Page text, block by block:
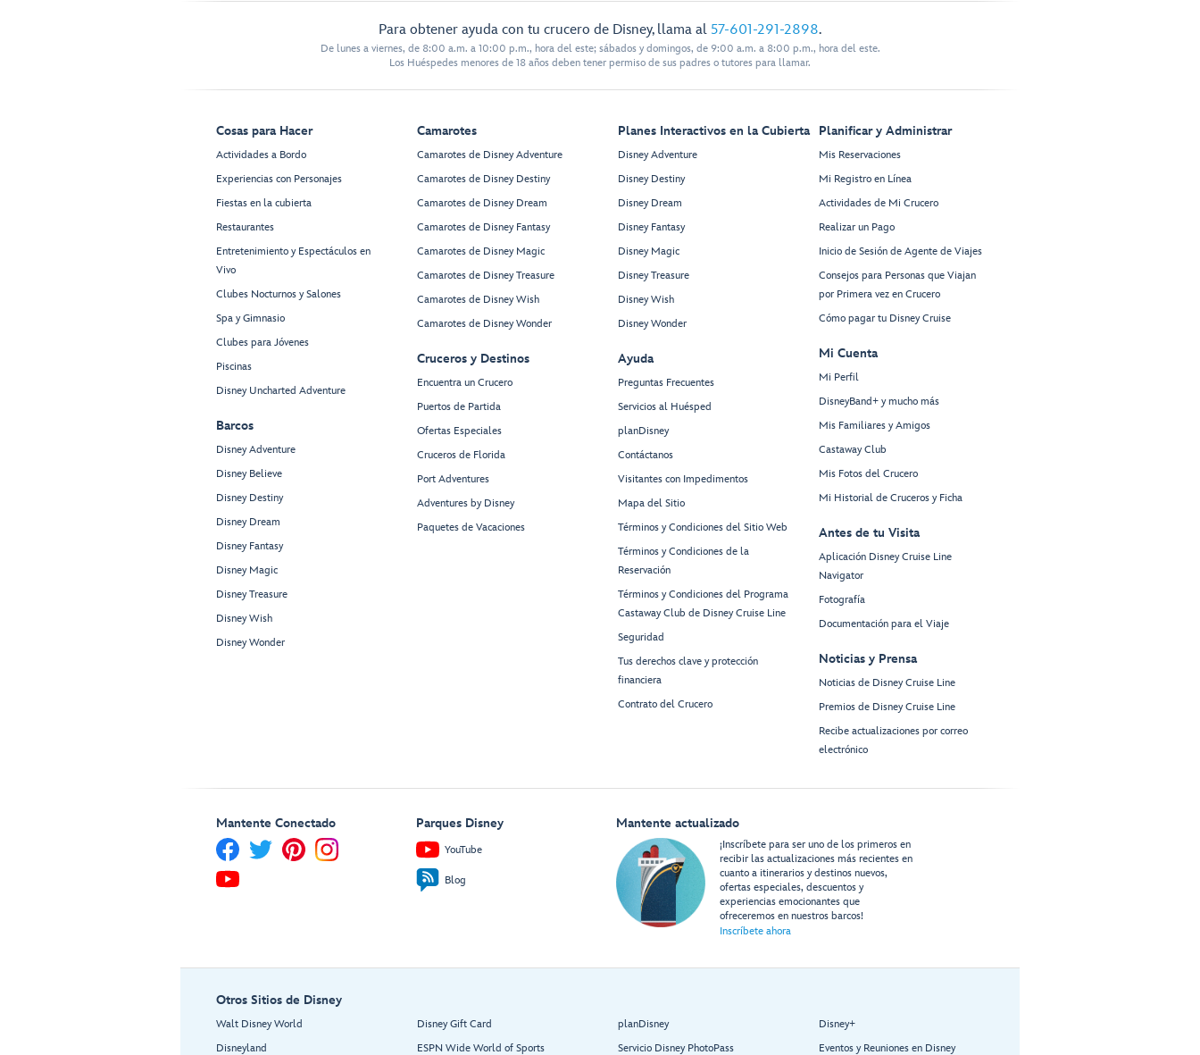
Para obtener ayuda con tu crucero de Disney, llama al 57-601-291-2898.
De lunes a viernes, de 8:00 a.m. a 10:00 p.m., hora del este; sábados y domingos, de 9:00 a.m. a 8:00 p.m., hora del este.
Los Huéspedes menores de 18 años deben tener permiso de sus padres o tutores para llamar.
Cosas para Hacer
Actividades a Bordo
Experiencias con Personajes
Fiestas en la cubierta
Restaurantes
Entretenimiento y Espectáculos en
Vivo
Clubes Nocturnos y Salones
Spa y Gimnasio
Clubes para Jóvenes
Piscinas
Disney Uncharted Adventure
Barcos
Disney Adventure
Disney Believe
Disney Destiny
Disney Dream
Disney Fantasy
Disney Magic
Disney Treasure
Disney Wish
Disney Wonder
Camarotes
Camarotes de Disney Adventure
Camarotes de Disney Destiny
Camarotes de Disney Dream
Camarotes de Disney Fantasy
Camarotes de Disney Magic
Camarotes de Disney Treasure
Camarotes de Disney Wish
Camarotes de Disney Wonder
Cruceros y Destinos
Encuentra un Crucero
Puertos de Partida
Ofertas Especiales
Cruceros de Florida
Port Adventures
Adventures by Disney
Paquetes de Vacaciones
Planes Interactivos en la Cubierta
Disney Adventure
Disney Destiny
Disney Dream
Disney Fantasy
Disney Magic
Disney Treasure
Disney Wish
Disney Wonder
Ayuda
Preguntas Frecuentes
Servicios al Huésped
planDisney
Contáctanos
Visitantes con Impedimentos
Mapa del Sitio
Términos y Condiciones del Sitio Web
Términos y Condiciones de la
Reservación
Términos y Condiciones del Programa
Castaway Club de Disney Cruise Line
Seguridad
Tus derechos clave y protección
financiera
Contrato del Crucero
Planificar y Administrar
Mis Reservaciones
Mi Registro en Línea
Actividades de Mi Crucero
Realizar un Pago
Inicio de Sesión de Agente de Viajes
Consejos para Personas que Viajan
por Primera vez en Crucero
Cómo pagar tu Disney Cruise
Mi Cuenta
Mi Perfil
DisneyBand+ y mucho más
Mis Familiares y Amigos
Castaway Club
Mis Fotos del Crucero
Mi Historial de Cruceros y Ficha
Antes de tu Visita
Aplicación Disney Cruise Line
Navigator
Fotografía
Documentación para el Viaje
Noticias y Prensa
Noticias de Disney Cruise Line
Premios de Disney Cruise Line
Recibe actualizaciones por correo
electrónico
Mantente Conectado Parques Disney
YouTube
Blog
Mantente actualizado
¡Inscríbete para ser uno de los primeros en
recibir las actualizaciones más recientes en
cuanto a itinerarios y destinos nuevos,
ofertas especiales, descuentos y
experiencias emocionantes que
ofreceremos en nuestros barcos!
Inscríbete ahora
Otros Sitios de Disney
Walt Disney World
Disneyland
Disney Gift Card
ESPN Wide World of Sports
planDisney
Servicio Disney PhotoPass
Disney+
Eventos y Reuniones en Disney